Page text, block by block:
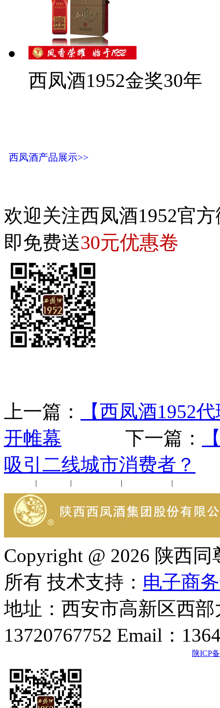
西凤酒1952金奖30年
西凤酒产品展示>>
欢迎关注西凤酒1952官
即免费送30元优惠卷
上一篇：
【西凤酒1952
开帷幕 下一篇：
吸引二线城市消费者？
| | | |
Copyright @ 2026 陕西
所有 技术支持： 电子商
地址：西安市高新区西
13720767752 Email：
陕ICP